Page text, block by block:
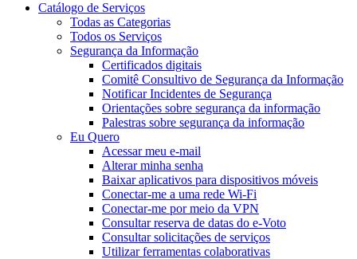
Catálogo de Serviços
Todas as Categorias
Todos os Serviços
Segurança da Informação
Certificados digitais
Comitê Consultivo de Segurança da Informação
Notificar Incidentes de Segurança
Orientações sobre segurança da informação
Palestras sobre segurança da informação
Eu Quero
Acessar meu e-mail
Alterar minha senha
Baixar aplicativos para dispositivos móveis
Conectar-me a uma rede Wi-Fi
Conectar-me por meio da VPN
Consultar reserva de datas do e-Voto
Consultar solicitações de serviços
Utilizar ferramentas colaborativas